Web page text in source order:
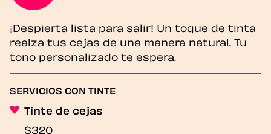
¡Despierta lista para salir! Un toque de tinta
realza tus cejas de una manera natural. Tu
tono personalizado te espera.
SERVICIOS CON TINTE
Tinte de cejas
$320